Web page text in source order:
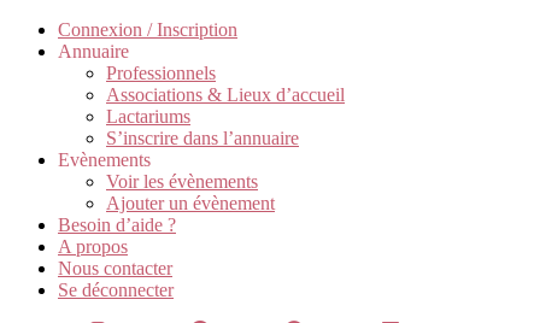
Connexion / Inscription
Annuaire
Professionnels
Associations & Lieux d’accueil
Lactariums
S’inscrire dans l’annuaire
Evènements
Voir les évènements
Ajouter un évènement
Besoin d’aide ?
A propos
Nous contacter
Se déconnecter